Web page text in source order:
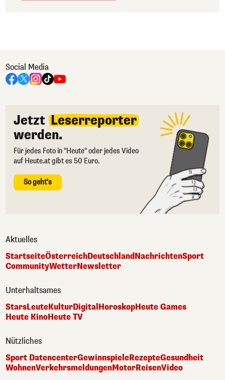
Social Media
Jetzt Leserreporter
werden.
Für jedes Foto in "Heute" oder jedes Video
auf Heute.at gibt es 50 Euro.
So geht's
Aktuelles
StartseiteÖsterreichDeutschlandNachrichtenSport
CommunityWetterNewsletter
Unterhaltsames
StarsLeuteKulturDigital HoroskopHeute Games
Heute KinoHeute TV
Nützliches
Sport DatencenterGewinnspieleRezepteGesundheit
WohnenVerkehrsmeldungenMotorReisenVideo